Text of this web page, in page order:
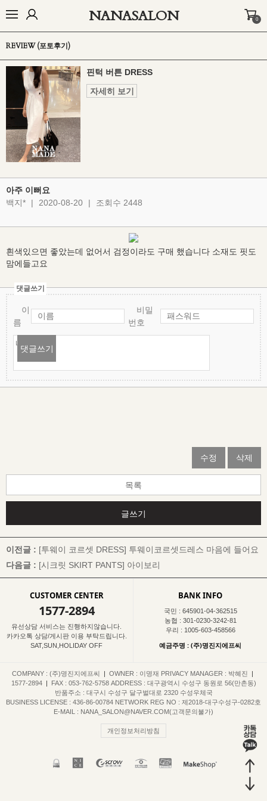
NANASALON 0
REVIEW (포토후기)
핀턱 버튼 DRESS
자세히 보기
아주 이뻐요
백지*
| 2020-08-20 | 조회수 2448
흰색있으면 좋았는데 없어서 검정이라도 구매 했습니다 소재도 핏도
맘에들고요
댓글쓰기
이
름
비밀
번호
댓글쓰기
수정 삭제
목록
글쓰기
이전글 : [투웨이 코르셋 DRESS] 투웨이코르셋드레스 마음에 들어요
다음글 : [시크릿 SKIRT PANTS] 아이보리
CUSTOMER CENTER
1577-2894
유선상담 서비스는 진행하지않습니다.
카카오톡 상담/게시판 이용 부탁드립니다.
SAT,SUN,HOLIDAY OFF
BANK INFO
국민 : 645901-04-362515
농협 : 301-0230-3242-81
우리 : 1005-603-458566
예금주명 : (주)명진지에프씨
COMPANY : (주)명진지에프씨 | OWNER : 이명재 PRIVACY MANAGER : 박혜진
|
1577-2894
| FAX : 053-762-5758 ADDRESS : 대구광역시 수성구 동원로 56(만촌동)
반품주소 : 대구시 수성구 달구벌대로 2320 수성우체국
BUSINESS LICENSE : 436-86-00784 NETWORK REG NO : 제2018-대구수성구-0282호
E-MAIL : NANA_SALON@NAVER.COM(고객문의불가)
개인정보처리방침